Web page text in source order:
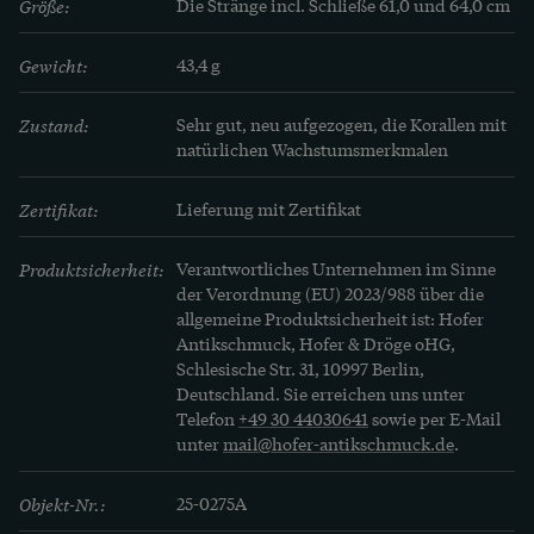
Erstaunen, dass der Vulkan eine neue Insel
gebildet hatte. Sobald die Eruptionen endeten,
entbrannte ein heftiger Streit, welchem Land das
neue Eiland gehören sollte. Das Königreich
Beider Sizilien betrachtete es als natürlichen
nach seinem König, Ferdinand II., Ferdinandea.
Doch auch Großbritannien beanspruchte das
strategisch an wichtigen Schifffahrtsrouten
gelegene Neuland für sich und nannte es Graham
Island. Die französische Flotte reklamierte die
von ihr „Julia“ genannte Insel ebenfalls, und
auch Spanien erhob Ansprüche. Den Streit
schlichtete schließlich die Natur: Denn bereits
1832 hatten die Wellen die Insel so weit
Größe:
Gewicht: 43,4 g
Zustand:
Sehr gut, neu aufgezogen, die Korallen mit
natürlichen Wachstumsmerkmalen
Zertifikat: Lieferung mit Zertifikat
Produktsicherheit: Verantwortliches Unternehmen im Sinne
der Verordnung (EU) 2023/988 über die
allgemeine Produktsicherheit ist: Hofer
Antikschmuck, Hofer & Dröge oHG,
Schlesische Str. 31, 10997 Berlin,
Deutschland. Sie erreichen uns unter
Telefon +49 30 44030641 sowie per E-Mail
untermail@hofer-antikschmuck.de.
Objekt-Nr.: 25-0275A